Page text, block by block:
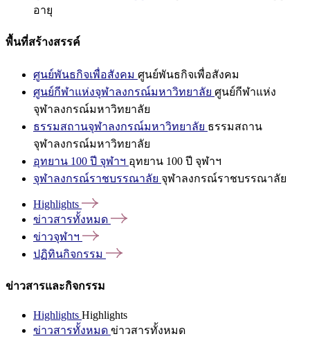
อายุ
พื้นที่สร้างสรรค์
ศูนย์พันธกิจเพื่อสังคม ศูนย์พันธกิจเพื่อสังคม
ศูนย์กีฬาแห่งจุฬาลงกรณ์มหาวิทยาลัย ศูนย์กีฬาแห่ง
จุฬาลงกรณ์มหาวิทยาลัย
ธรรมสถานจุฬาลงกรณ์มหาวิทยาลัย ธรรมสถาน
จุฬาลงกรณ์มหาวิทยาลัย
อุทยาน 100 ปี จุฬาฯ อุทยาน 100 ปี จุฬาฯ
จุฬาลงกรณ์ราชบรรณาลัย จุฬาลงกรณ์ราชบรรณาลัย
Highlights
ข่าวสารทั้งหมด
ข่าวจุฬาฯ
ปฏิทินกิจกรรม
ข่าวสารและกิจกรรม
Highlights Highlights
ข่าวสารทั้งหมด ข่าวสารทั้งหมด